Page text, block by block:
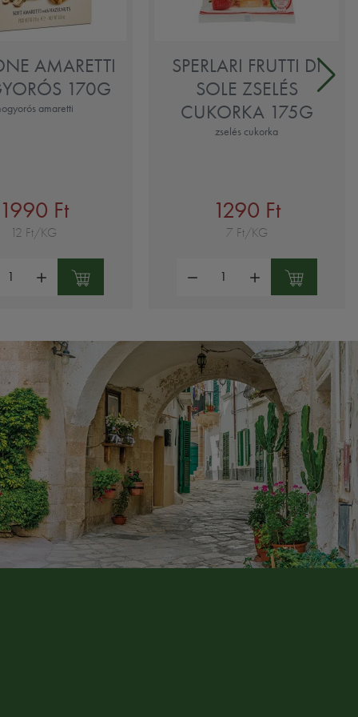
AMARETTI
170G
amaretti
Ft
12 Ft/KG
SPERLARI FRUTTI DI
SOLE ZSELÉS
CUKORKA 175G
zselés cukorka
1290 Ft
7 Ft/KG